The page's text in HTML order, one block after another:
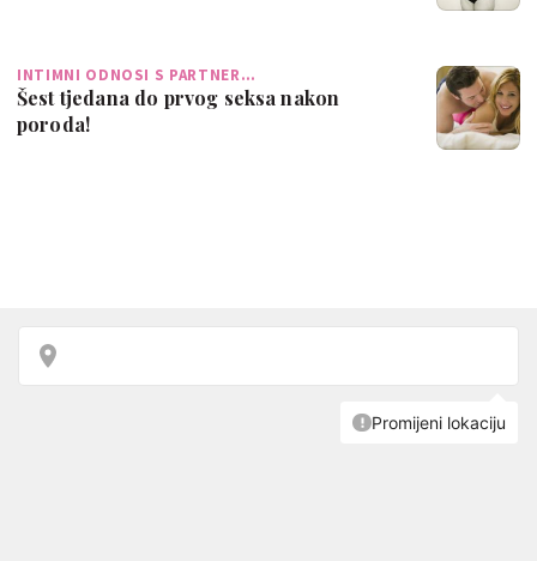
INTIMNI ODNOSI S PARTNER…
Šest tjedana do prvog seksa nakon
poroda!